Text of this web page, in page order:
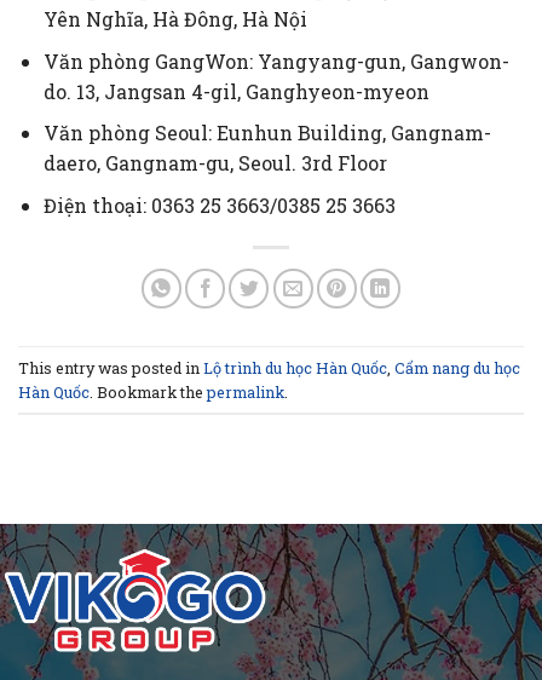
Yên Nghĩa, Hà Đông, Hà Nội
Văn phòng GangWon: Yangyang-gun, Gangwon-
do. 13, Jangsan 4-gil, Ganghyeon-myeon
Văn phòng Seoul: Eunhun Building, Gangnam-
daero, Gangnam-gu, Seoul. 3rd Floor
Điện thoại: 0363 25 3663/0385 25 3663
This entry was posted in Lộ trình du học Hàn Quốc Cẩm nang du học
Hàn Quốc . Bookmark thepermalink